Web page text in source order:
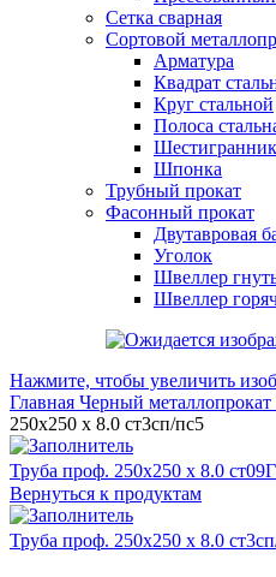
Сетка сварная
Сортовой
Арматура
Квадрат
Круг стальной
Полоса
Шпонка
Трубный прокат
Фасонный прокат
Двутавровая
Уголок
Швеллер
Швеллер
Нажмите, чтобы увеличить
Главная Черный металлопрокат
250х250 х 8.0 ст3сп/пс5
Труба проф. 250х250 х 8.0
Вернуться к продуктам
Труба проф. 250х250 х 8.0